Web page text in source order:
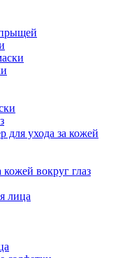
для ухода за кожей
вокруг глаз
лица